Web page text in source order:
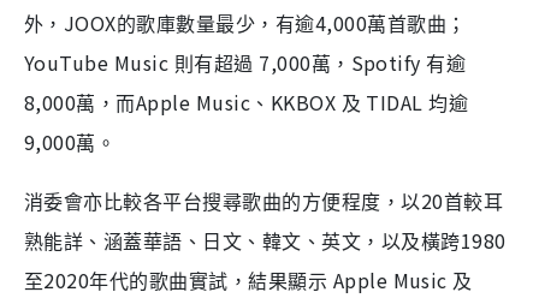
外， JOOX的歌庫數量最少，有逾4,000萬首歌曲；
YouTube Music 則有超過 7,000萬， Spotify有逾
8,000萬，而Apple Music 、 KKBOX 及 TIDAL均逾
9,000萬。
消委會亦比較各平台搜尋歌曲的方便程度，以20首較耳
熟能詳、涵蓋華語、日文、韓文、英文，以及橫跨1980
至2020年代的歌曲實試，結果顯示 Apple Music 及